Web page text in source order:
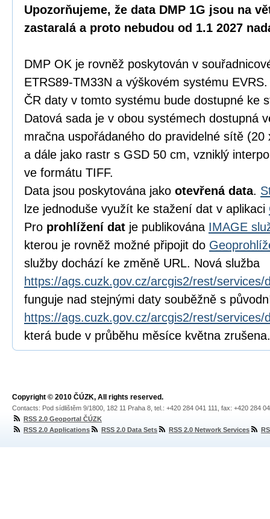
Upozorňujeme, že data DMP 1G jsou na
zastaralá a proto nebudou od 1.1 2027
DMP OK je rovněž poskytován v
ETRS89-TM33N a výškovém systému
ČR daty v tomto systému bude dostupné ke
Datová sada je v obou systémech dostupná
mračna uspořádaného do pravidelné sítě
a dále jako rastr s GSD 50 cm, vzniklý
ve formátu TIFF.
Data jsou poskytována jako otevřená data.
lze jednoduše využít ke stažení dat v aplikaci
Pro prohlížení dat je publikována IMAGE
kterou je rovněž možné připojit do
služby dochází ke změně URL. Nová služba
https://ags.cuzk.gov.cz/arcgis2/rest/services/
funguje nad stejnými daty souběžně s
https://ags.cuzk.gov.cz/arcgis2/rest/
která bude v průběhu měsíce května zrušena.
Copyright © 2010 ČÚZK, All rights reserved.
Contacts: Pod sídlištěm 9/1800, 182 11 Praha 8, tel.: +420 284 041 111, fax: +420 284
RSS 2.0 Geoportal ČÚZK
RSS 2.0 Applications
RSS 2.0 Data Sets RSS 2.0 Network Services